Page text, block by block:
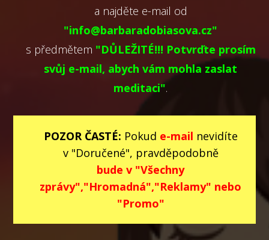
a najděte e-mail od
"info@barbaradobiasova.cz"
s předmětem "DŮLEŽITÉ!!! Potvrďte prosím
svůj e-mail, abych vám mohla zaslat
meditaci".
POZOR ČASTÉ: Pokud e-mail nevidíte
v "Doručené", pravděpodobně
bude v "Všechny
zprávy","Hromadná","Reklamy" nebo
"Promo"